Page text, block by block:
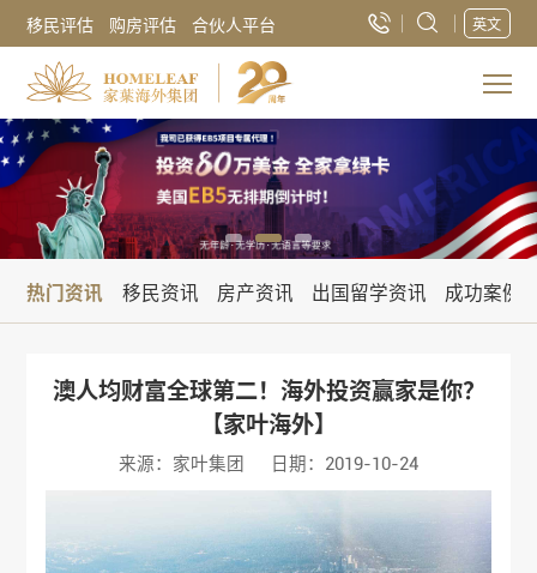
移民评估 购房评估 合伙人平台 英文
热门资讯 移民资讯 房产资讯 出国留学资讯 成功案例
澳人均财富全球第二！海外投资赢家是你？
【家叶海外】
来源：家叶集团 日期：2019-10-24